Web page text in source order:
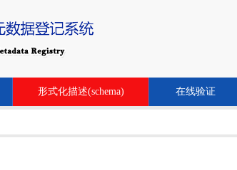
形式化描述(schema) 在线验证